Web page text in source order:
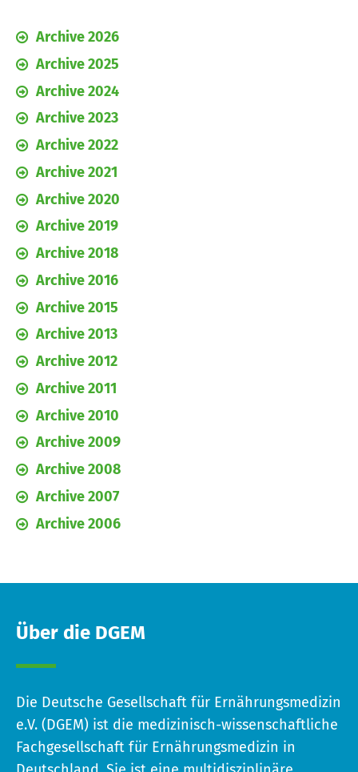
Archive 2026
Archive 2025
Archive 2024
Archive 2023
Archive 2022
Archive 2021
Archive 2020
Archive 2019
Archive 2018
Archive 2016
Archive 2015
Archive 2013
Archive 2012
Archive 2011
Archive 2010
Archive 2009
Archive 2008
Archive 2007
Archive 2006
Über die DGEM
Die Deutsche Gesellschaft für Ernährungsmedizin
e.V. (DGEM) ist die medizinisch-wissenschaftliche
Fachgesellschaft für Ernährungsmedizin in